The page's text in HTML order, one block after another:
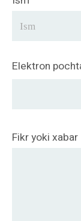
Elektron
Fikr yoki xabar